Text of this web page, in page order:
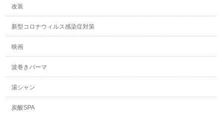
改装
新型コロナウィルス感染症対策
映画
波巻きパーマ
湯シャン
炭酸SPA